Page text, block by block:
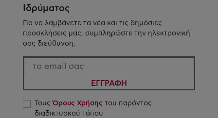
Ιδρύματος
Για να λαμβάνετε τα νέα και τις δημόσιες
προσκλήσεις μας, συμπληρώστε την ηλεκτρονική
σας διεύθυνση.
ΕΓΓΡΑΦΗ
ΤουςΌρους Χρήσης του παρόντος
διαδικτυακού τόπου